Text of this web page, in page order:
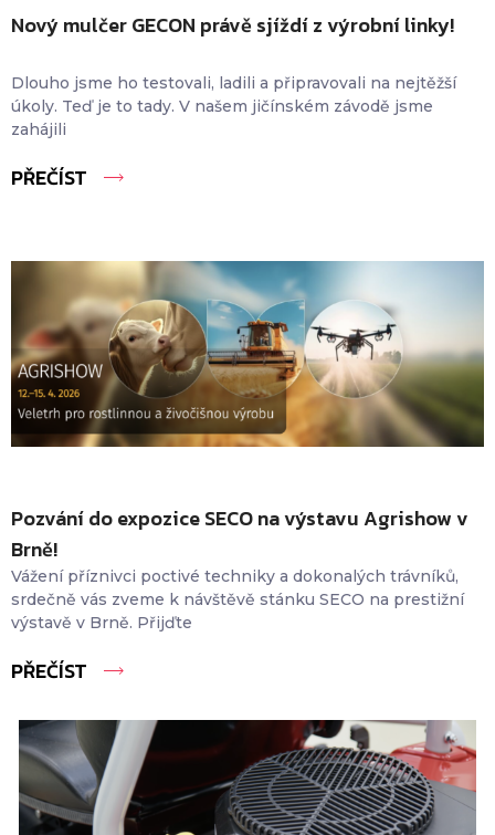
Nový mulčer GECON právě sjíždí z výrobní linky!
Dlouho jsme ho testovali, ladili a připravovali na nejtěžší
úkoly. Teď je to tady. V našem jičínském závodě jsme
zahájili
PŘEČÍST
Pozvání do expozice SECO na výstavu Agrishow v
Brně!
Vážení příznivci poctivé techniky a dokonalých trávníků,
srdečně vás zveme k návštěvě stánku SECO na prestižní
výstavě v Brně. Přijďte
PŘEČÍST